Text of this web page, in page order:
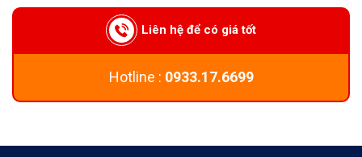
Liên hệ để có giá tốt
Hotline : 0933.17.6699